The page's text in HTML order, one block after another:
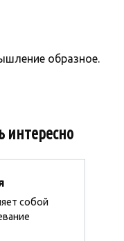
образное.
интересно
собой